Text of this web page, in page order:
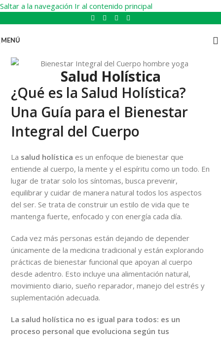
Saltar a la navegación Ir al contenido principal
MENÚ
Salud Holística
¿Qué es la Salud Holística?
Una Guía para el Bienestar
Integral del Cuerpo
La salud holística es un enfoque de bienestar que
entiende al cuerpo, la mente y el espíritu como un todo. En
lugar de tratar solo los síntomas, busca prevenir,
equilibrar y cuidar de manera natural todos los aspectos
del ser. Se trata de construir un estilo de vida que te
mantenga fuerte, enfocado y con energía cada día.
Cada vez más personas están dejando de depender
únicamente de la medicina tradicional y están explorando
prácticas de bienestar funcional que apoyan al cuerpo
desde adentro. Esto incluye una alimentación natural,
movimiento diario, sueño reparador, manejo del estrés y
suplementación adecuada.
La salud holística no es igual para todos: es un
proceso personal que evoluciona según tus